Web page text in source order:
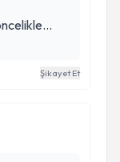
kadar netŞikayet Et